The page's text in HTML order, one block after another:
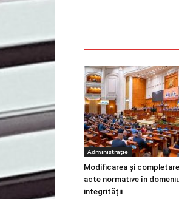
Administrație
Modificarea și
acte normative în
integrității